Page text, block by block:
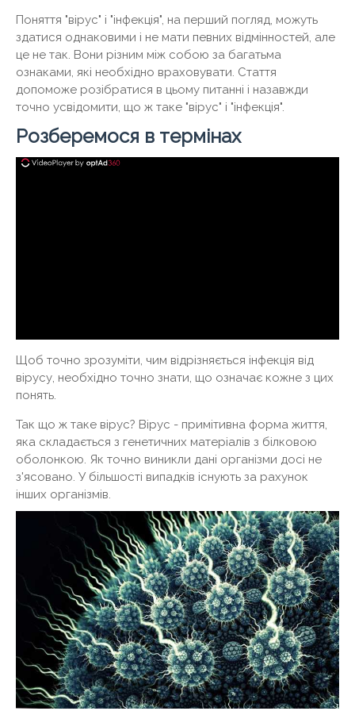
Поняття "вірус" і "інфекція", на перший погляд, можуть
здатися однаковими і не мати певних відмінностей, але
це не так. Вони різним між собою за багатьма
ознаками, які необхідно враховувати. Стаття
допоможе розібратися в цьому питанні і назавжди
точно усвідомити, що ж таке "вірус" і "інфекція".
Розберемося в термінах
Щоб точно зрозуміти, чим відрізняється інфекція від
вірусу, необхідно точно знати, що означає кожне з цих
понять.
Так що ж таке вірус? Вірус - примітивна форма життя,
яка складається з генетичних матеріалів з білковою
оболонкою. Як точно виникли дані організми досі не
з'ясовано. У більшості випадків існують за рахунок
інших організмів.